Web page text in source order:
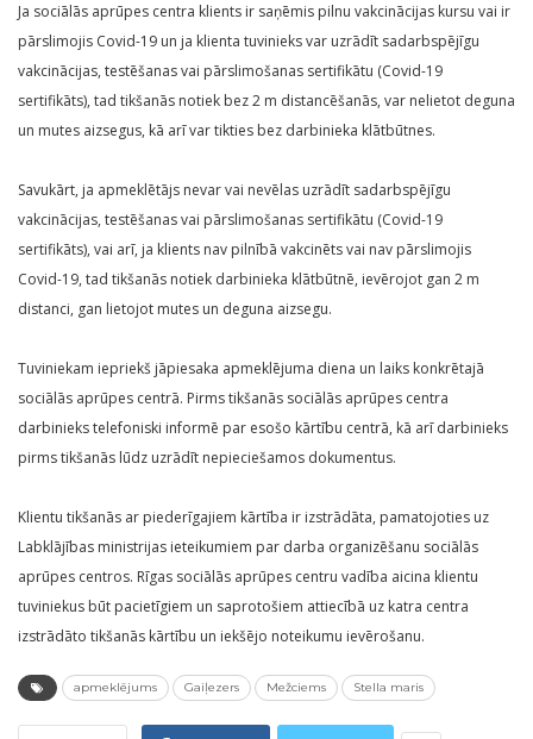
Ja sociālās aprūpes centra klients ir saņēmis pilnu vakcinācijas kursu vai ir
pārslimojis Covid-19 un ja klienta tuvinieks var uzrādīt sadarbspējīgu
vakcinācijas, testēšanas vai pārslimošanas sertifikātu (Covid-19
sertifikāts), tad tikšanās notiek bez 2 m distancēšanās, var nelietot deguna
un mutes aizsegus, kā arī var tikties bez darbinieka klātbūtnes.
Savukārt, ja apmeklētājs nevar vai nevēlas uzrādīt sadarbspējīgu
vakcinācijas, testēšanas vai pārslimošanas sertifikātu (Covid-19
sertifikāts), vai arī, ja klients nav pilnībā vakcinēts vai nav pārslimojis
Covid-19, tad tikšanās notiek darbinieka klātbūtnē, ievērojot gan 2 m
distanci, gan lietojot mutes un deguna aizsegu.
Tuviniekam iepriekš jāpiesaka apmeklējuma diena un laiks konkrētajā
sociālās aprūpes centrā. Pirms tikšanās sociālās aprūpes centra
darbinieks telefoniski informē par esošo kārtību centrā, kā arī darbinieks
pirms tikšanās lūdz uzrādīt nepieciešamos dokumentus.
Klientu tikšanās ar piederīgajiem kārtība ir izstrādāta, pamatojoties uz
Labklājības ministrijas ieteikumiem par darba organizēšanu sociālās
aprūpes centros. Rīgas sociālās aprūpes centru vadība aicina klientu
tuviniekus būt pacietīgiem un saprotošiem attiecībā uz katra centra
izstrādāto tikšanās kārtību un iekšējo noteikumu ievērošanu.
apmeklējums Gaiļezers Mežciems Stella maris